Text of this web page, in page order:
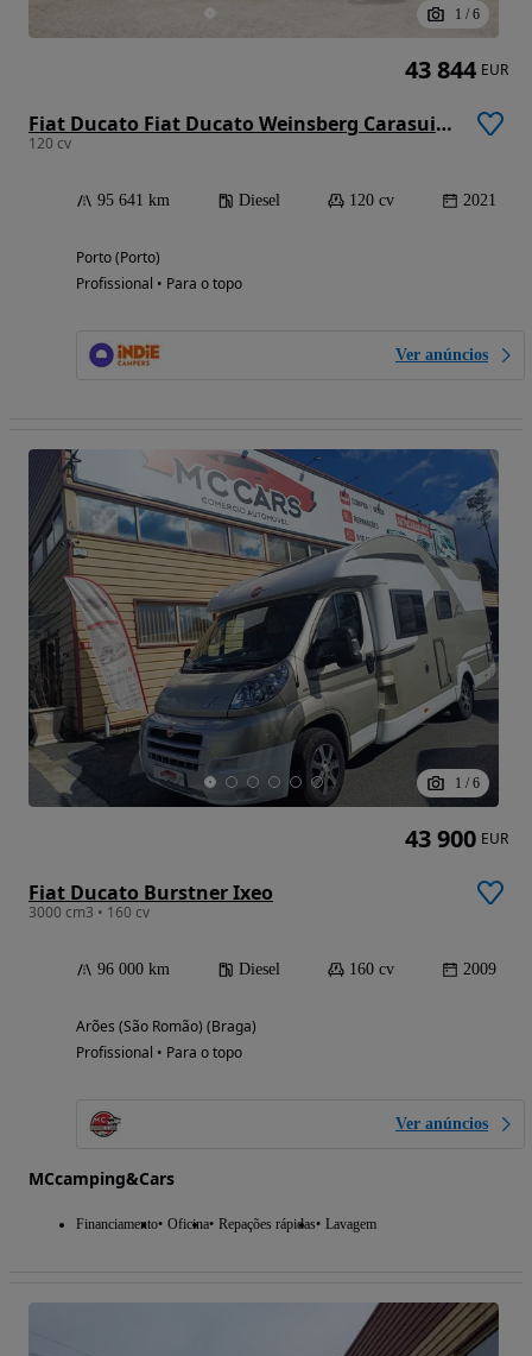
1 / 6
Fiat Ducato Fiat Ducato Weinsberg Carasuite 2021 | Totalmente equipado | Acomoda 5 pessoas
120 cv
95 641 km Diesel 120 cv 2021
Porto (Porto)
Profissional • Para o topo
Ver anúncios
43 844 EUR
1 / 6
Fiat Ducato Burstner Ixeo
3000 cm3 • 160 cv
96 000 km Diesel 160 cv 2009
Arões (São Romão) (Braga)
Profissional • Para o topo
Ver anúncios
MCcamping&Cars
Financiamento Oficina Repações rápidas Lavagem
43 900 EUR